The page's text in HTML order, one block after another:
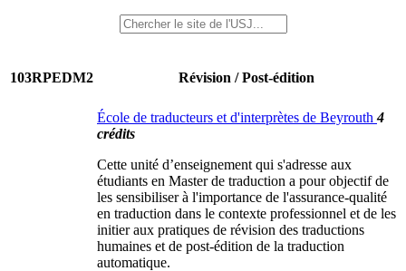
103RPEDM2 Révision / Post-édition
École de traducteurs et d'interprètes de Beyrouth4
crédits
Cette unité d’enseignement qui s'adresse aux
étudiants en Master de traduction a pour objectif de
les sensibiliser à l'importance de l'assurance-qualité
en traduction dans le contexte professionnel et de les
initier aux pratiques de révision des traductions
humaines et de post-édition de la traduction
automatique.